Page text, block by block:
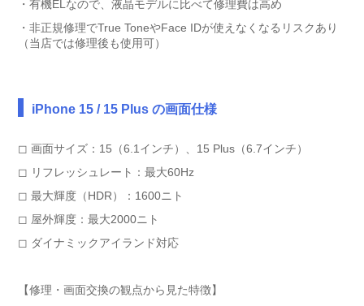
・有機ELなので、液晶モデルに比べて修理費は高め
・非正規修理でTrue ToneやFace IDが使えなくなるリスクあり
（当店では修理後も使用可）
iPhone 15 / 15 Plus の画面仕様
◻︎ 画面サイズ：15（6.1インチ）、15 Plus（6.7インチ）
◻︎ リフレッシュレート：最大60Hz
◻︎ 最大輝度（HDR）：1600ニト
◻︎ 屋外輝度：最大2000ニト
◻︎ ダイナミックアイランド対応
【修理・画面交換の観点から見た特徴】